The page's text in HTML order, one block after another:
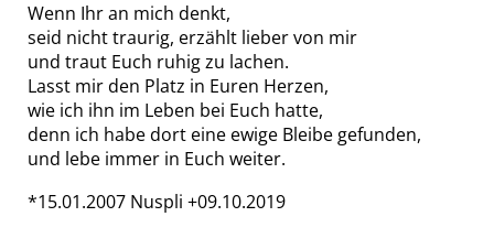
Wenn Ihr an mich denkt,
seid nicht traurig, erzählt lieber von mir
und traut Euch ruhig zu lachen.
Lasst mir den Platz in Euren Herzen,
wie ich ihn im Leben bei Euch hatte,
denn ich habe dort eine ewige Bleibe gefunden,
und lebe immer in Euch weiter.
*15.01.2007 Nuspli +09.10.2019